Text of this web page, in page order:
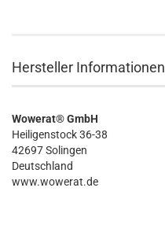
Hersteller Informationen
Wowerat® GmbH
Heiligenstock 36-38
42697 Solingen
Deutschland
www.wowerat.de